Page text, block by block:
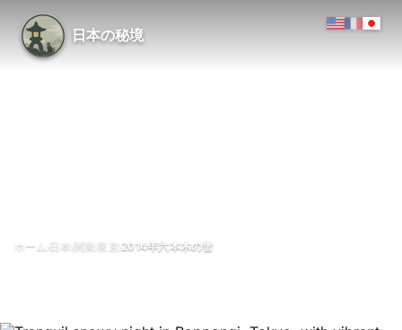
日本の秘境
ホーム 日本›関東›東京›2014年六本木の雪